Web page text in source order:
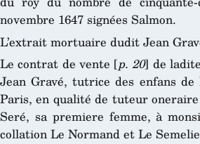
novembre 1647 signées Salmon.
L’extrait mortuaire dudit Jean
Le contrat de vente [p. 20] de
Jean Gravé, tutrice des enfans
Paris, en qualité de tuteur
Seré, sa premiere femme, à
collation Le Normand et Le